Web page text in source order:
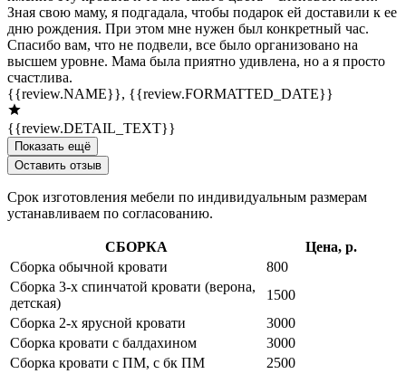
Зная свою маму, я подгадала, чтобы подарок ей доставили к ее
дню рождения. При этом мне нужен был конкретный час.
Спасибо вам, что не подвели, все было организовано на
высшем уровне. Мама была приятно удивлена, но а я просто
счастлива.
{{review.NAME}}, {{review.FORMATTED_DATE}}
{{review.DETAIL_TEXT}}
Показать ещё
Оставить отзыв
Срок изготовления мебели по индивидуальным размерам
устанавливаем по согласованию.
СБОРКА
Цена, р.
Сборка обычной кровати
800
Сборка 3-х спинчатой кровати (верона,
детская)
1500
Сборка 2-х ярусной кровати
3000
Сборка кровати с балдахином
3000
Сборка кровати с ПМ, с бк ПМ
2500